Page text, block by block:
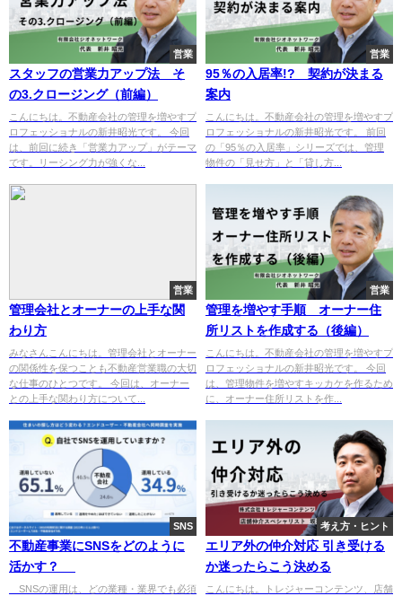
営業
スタッフの営業力アップ法 そ
の3.クロージング（前編）
こんにちは。不動産会社の管理を増やすプ
ロフェッショナルの新井昭光です。 今回
は、前回に続き「営業力アップ」がテーマ
です。リーシング力が強くな...
営業
95％の入居率!? 契約が決まる
案内
こんにちは。不動産会社の管理を増やすプ
ロフェッショナルの新井昭光です。 前回
の「95％の入居率」シリーズでは、管理
物件の「見せ方」と「貸し方...
営業
管理会社とオーナーの上手な関
わり方
みなさんこんにちは。管理会社とオーナー
の関係性を保つことも不動産営業職の大切
な仕事のひとつです。 今回は、オーナー
との上手な関わり方について...
営業
管理を増やす手順 オーナー住
所リストを作成する（後編）
こんにちは。不動産会社の管理を増やすプ
ロフェッショナルの新井昭光です。 今回
は、管理物件を増やすキッカケを作るため
に、オーナー住所リストを作...
SNS
不動産事業にSNSをどのように
活かす？
SNSの運用は、どの業種・業界でも必須
考え方・ヒント
エリア外の仲介対応 引き受ける
か迷ったらこう決める
こんにちは。トレジャーコンテンツ、店舗